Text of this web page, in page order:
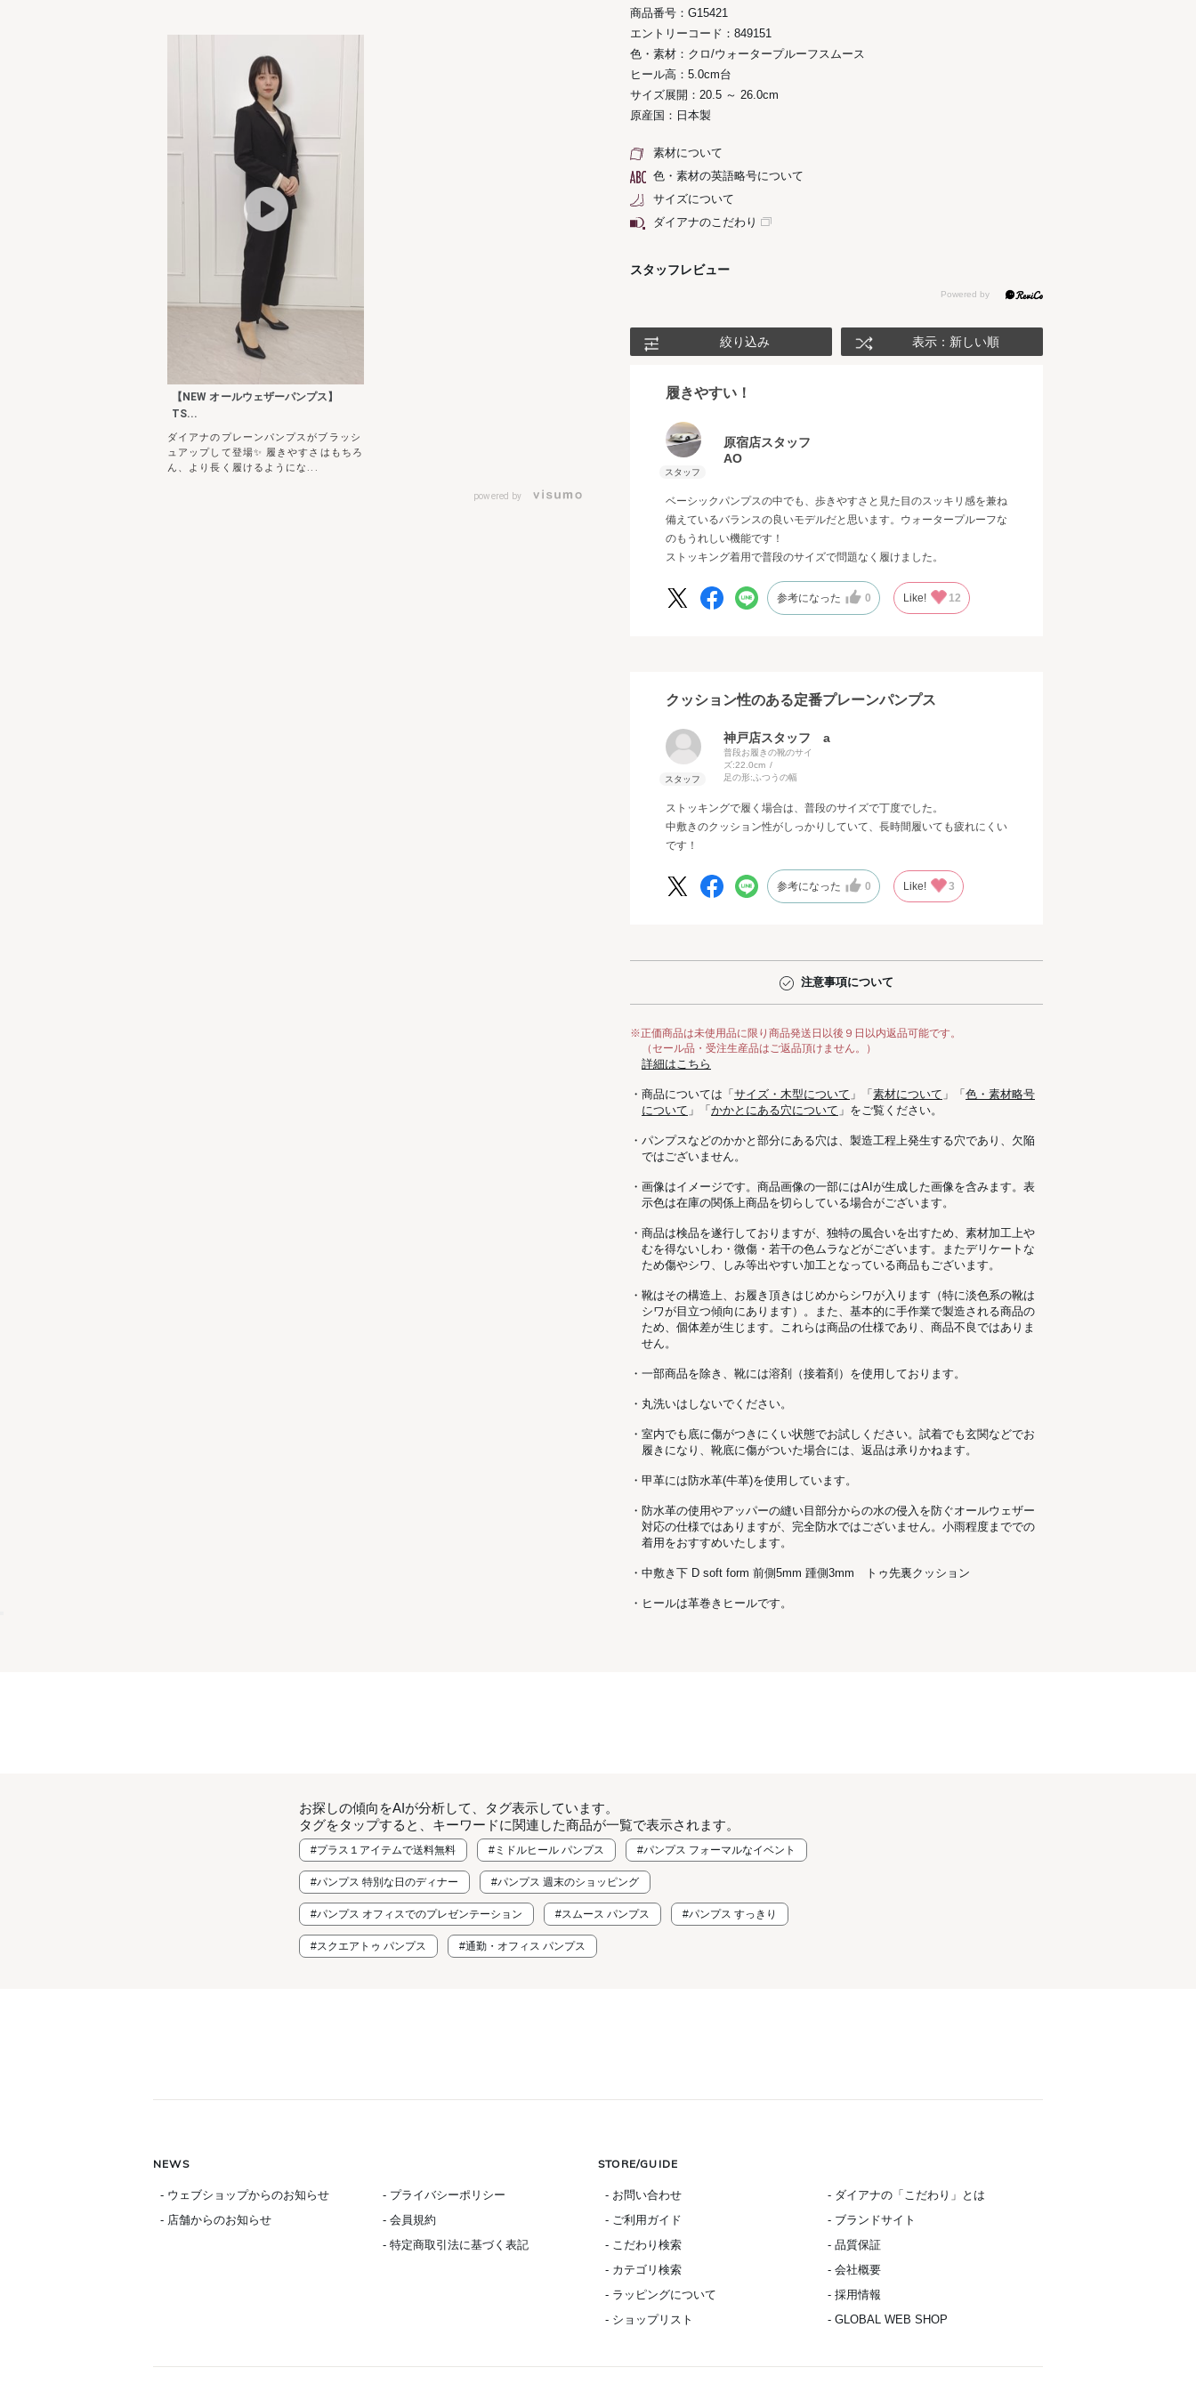
【NEW オールウェザーパンプス】
TS...
ダイアナのプレーンパンプスがブラッシ
ュアップして登場✨ 履きやすさはもちろ
ん、より長く履けるようにな...
powered by
商品番号：G15421
エントリーコード：849151
色・素材：クロ/ウォータープルーフスムース
ヒール高：5.0cm台
サイズ展開：20.5 ～ 26.0cm
原産国：日本製
素材について
色・素材の英語略号について
サイズについて
ダイアナのこだわり
スタッフレビュー
絞り込み 表示：新しい順
履きやすい！
原宿店スタッフ
AO
ベーシックパンプスの中でも、歩きやすさと見た目のスッキリ感を兼ね
備えているバランスの良いモデルだと思います。ウォータープルーフな
のもうれしい機能です！
ストッキング着用で普段のサイズで問題なく履けました。
参考になった 0 Like! 12
クッション性のある定番プレーンパンプス
神戸店スタッフ a
普段お履きの靴のサイ
ズ:22.0cm
足の形: ふつうの幅
ストッキングで履く場合は、普段のサイズで丁度でした。
中敷きのクッション性がしっかりしていて、長時間履いても疲れにくい
です！
参考になった 0 Like! 3
注意事項について
※正価商品は未使用品に限り商品発送日以後９日以内返品可能です。
（セール品・受注生産品はご返品頂けません。）
詳細はこちら
・商品については「 サイズ・木型について 」「 素材について 」「 色・素材略号
について 」「 かかとにある穴について 」をご覧ください。
・パンプスなどのかかと部分にある穴は、製造工程上発生する穴であり、欠陥
ではございません。
・画像はイメージです。商品画像の一部にはAIが生成した画像を含みます。表
示色は在庫の関係上商品を切らしている場合がございます。
・商品は検品を遂行しておりますが、独特の風合いを出すため、素材加工上
むを得ないしわ・微傷・若干の色ムラなどがございます。またデリケートな
ため傷やシワ、しみ等出やすい加工となっている商品もございます。
・靴はその構造上、お履き頂きはじめからシワが入ります（特に淡色系の靴は
シワが目立つ傾向にあります）。また、基本的に手作業で製造される商品の
ため、個体差が生じます。これらは商品の仕様であり、商品不良ではありま
せん。
・一部商品を除き、靴には溶剤（接着剤）を使用しております。
・丸洗いはしないでください。
・室内でも底に傷がつきにくい状態でお試しください。試着でも玄関などでお
履きになり、靴底に傷がついた場合には、返品は承りかねます。
・甲革には防水革(牛革)を使用しています。
・防水革の使用やアッパーの縫い目部分からの水の侵入を防ぐオールウェザー
対応の仕様ではありますが、完全防水ではございません。小雨程度まででの
着用をおすすめいたします。
・中敷き下 D soft form 前側5mm 踵側3mm トゥ先裏クッション
・ヒールは革巻きヒールです。
お探しの傾向をAIが分析して、タグ表示しています。
タグをタップすると、キーワードに関連した商品が一覧で表示されます。
#プラス１アイテムで送料無料 #ミドルヒール パンプス #パンプス フォーマルなイベント
#パンプス 特別な日のディナー #パンプス 週末のショッピング
#パンプス オフィスでのプレゼンテーション #スムース パンプス #パンプス すっきり
#スクエアトゥ パンプス #通勤・オフィス パンプス
NEWS
- ウェブショップからのお知らせ
- 店舗からのお知らせ
- プライバシーポリシー
- 会員規約
- 特定商取引法に基づく表記
STORE/GUIDE
- お問い合わせ
- ご利用ガイド
- こだわり検索
- カテゴリ検索
- ラッピングについて
- ショップリスト
- ダイアナの「こだわり」とは
- ブランドサイト
- 品質保証
- 会社概要
- 採用情報
- GLOBAL WEB SHOP